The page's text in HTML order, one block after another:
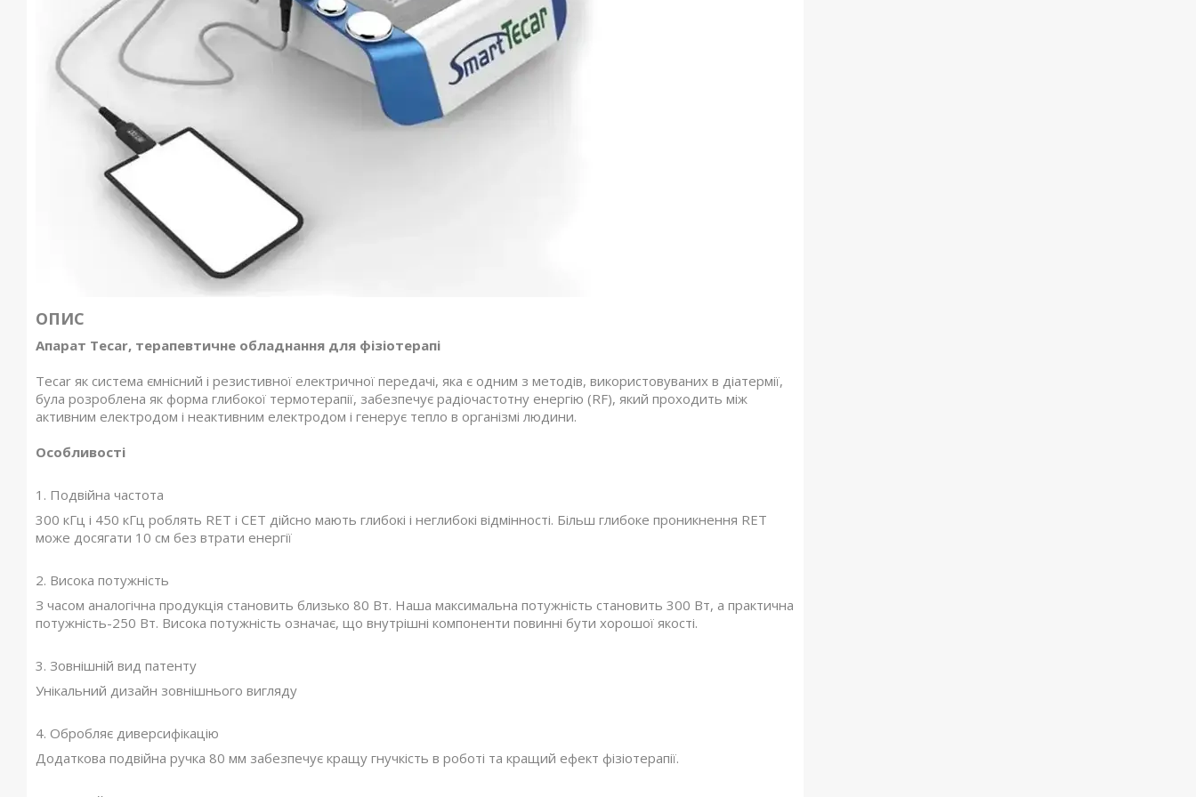
ОПИС
Апарат Tecar, терапевтичне обладнання для фізіотерапі
Tecar як система ємнісний і резистивної електричної передачі, яка є одним з методів, використовуваних в діатермії,
була розроблена як форма глибокої термотерапії, забезпечує радіочастотну енергію (RF), який проходить між
активним електродом і неактивним електродом і генерує тепло в організмі людини.
Особливості
1. Подвійна частота
300 кГц і 450 кГц роблять RET і CET дійсно мають глибокі і неглибокі відмінності. Більш глибоке проникнення RET
може досягати 10 см без втрати енергії
2. Висока потужність
З часом аналогічна продукція становить близько 80 Вт. Наша максимальна потужність становить 300 Вт, а практична
потужність-250 Вт. Висока потужність означає, що внутрішні компоненти повинні бути хорошої якості.
3. Зовнішній вид патенту
Унікальний дизайн зовнішнього вигляду
4. Обробляє диверсифікацію
Додаткова подвійна ручка 80 мм забезпечує кращу гнучкість в роботі та кращий ефект фізіотерапії.